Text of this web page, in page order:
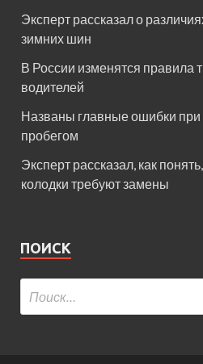
Эксперт рассказал о
зимних шин
В России изменятся правила
водителей
Названы главные ошибки при
пробегом
Эксперт рассказал, как
колодки требуют замены
ПОИСК